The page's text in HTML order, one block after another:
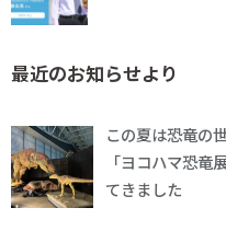
最近のお知らせより
この夏は恐竜の
「ヨコハマ恐竜
てきました